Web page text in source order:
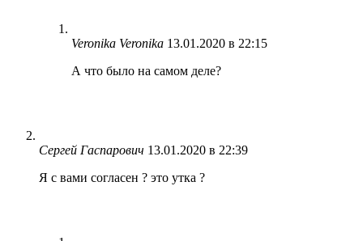
Veronika Veronika 13.01.2020 в 22:15
А что было на самом деле?
Сергей Гаспарович 13.01.2020 в 22:39
Я с вами согласен ? это утка ?